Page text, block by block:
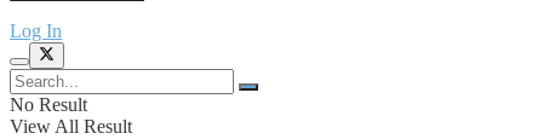
Log In
No Result
View All Result